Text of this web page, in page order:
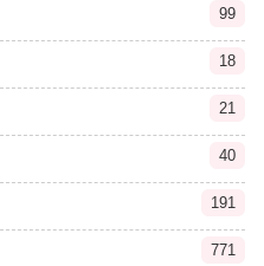
99
18
21
40
191
771